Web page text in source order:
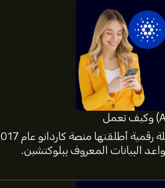
البيانات المعروف ببلوكتشين.